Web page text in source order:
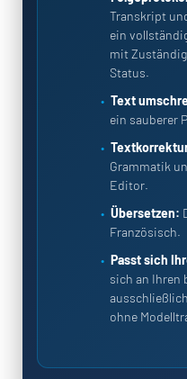
Transkript
ein
mit
Status.
Text
ein sauberer
Grammatik
Editor.
Übersetzen:
Französisch.
Passt sich
sich an Ihren
ohne